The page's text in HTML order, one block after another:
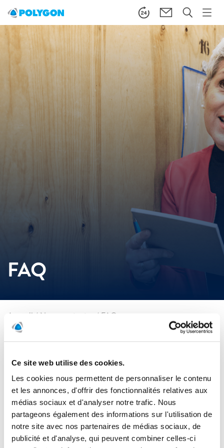
Ce site web utilise des cookies.
Les cookies nous permettent de personnaliser le contenu
et les annonces, d'offrir des fonctionnalités relatives aux
médias sociaux et d'analyser notre trafic. Nous
partageons également des informations sur l'utilisation de
notre site avec nos partenaires de médias sociaux, de
publicité et d'analyse, qui peuvent combiner celles-ci
FAQ
Accueil / Nous contacter / FAQ
Chez Polygon France nous souhaitons répondre au mieux à
possible. Pour ce faire voici un ensemble de questions qui
vous fournirons tous ce que vous devez savoir sur nos
services.
Quels services proposez-vous ?
Nous intervenons dans : le traitement de l’air, la
décontamination après incendie, la maitrise des climats, le
Comment vous contacter ?